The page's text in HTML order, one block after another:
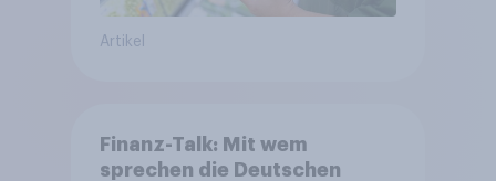
Artikel
Finanz-Talk: Mit wem
sprechen die Deutschen